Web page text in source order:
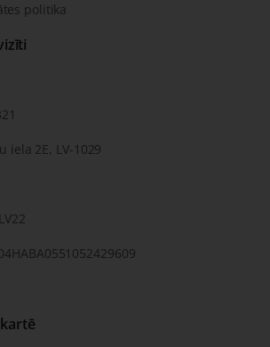
politika
iela 2E, LV-1029